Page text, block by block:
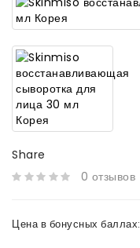
Share
0 отзывов
Цена в бонусных баллах: